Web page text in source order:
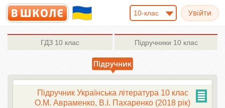
10-клас
ГДЗ 10 клас Підручники 10 клас
Підручник Українська література 10 клас
О.М. Авраменко, В.І. Пахаренко (2018 рік)